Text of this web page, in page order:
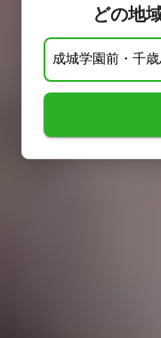
どの地